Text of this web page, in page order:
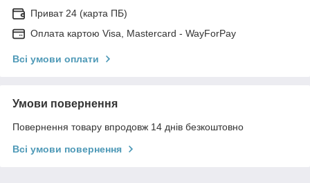
Приват 24 (карта ПБ)
Оплата картою Visa, Mastercard - WayForPay
Всі умови оплати
Умови повернення
Повернення товару впродовж 14 днів безкоштовно
Всі умови повернення